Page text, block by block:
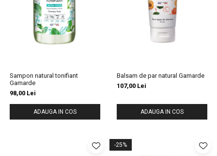
Sampon natural tonifiant
Gamarde
98,00 Lei
ADAUGA IN COS
Balsam de par natural Gamarde
107,00 Lei
ADAUGA IN COS
-25%